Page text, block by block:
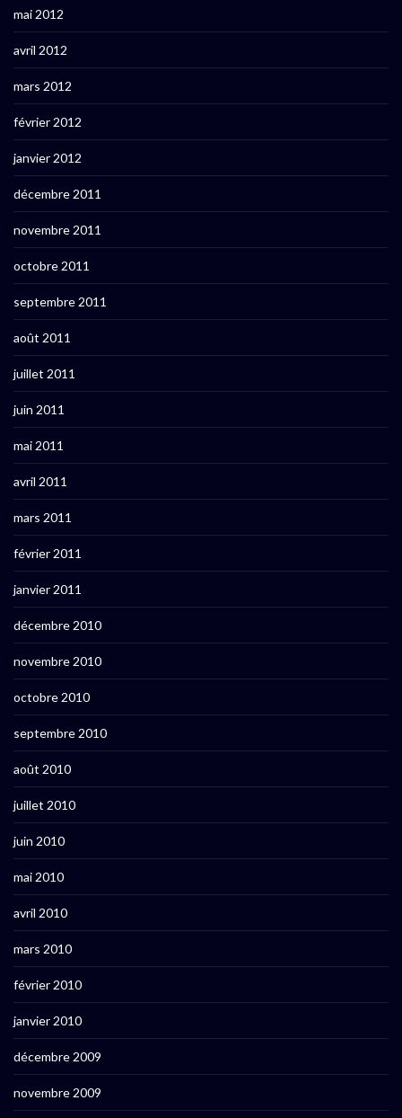
mai 2012
avril 2012
mars 2012
février 2012
janvier 2012
décembre 2011
novembre 2011
octobre 2011
septembre 2011
août 2011
juillet 2011
juin 2011
mai 2011
avril 2011
mars 2011
février 2011
janvier 2011
décembre 2010
novembre 2010
octobre 2010
septembre 2010
août 2010
juillet 2010
juin 2010
mai 2010
avril 2010
mars 2010
février 2010
janvier 2010
décembre 2009
novembre 2009